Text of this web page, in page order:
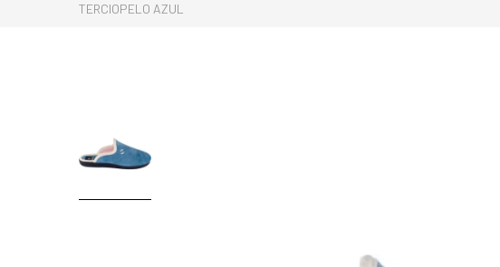
TERCIOPELO AZUL